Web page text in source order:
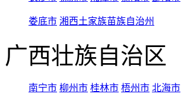
娄底市 湘西土家族苗族自治州
广西壮族自治区
南宁市 柳州市 桂林市 梧州市 北海市